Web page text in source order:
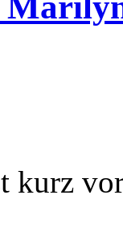
kurz